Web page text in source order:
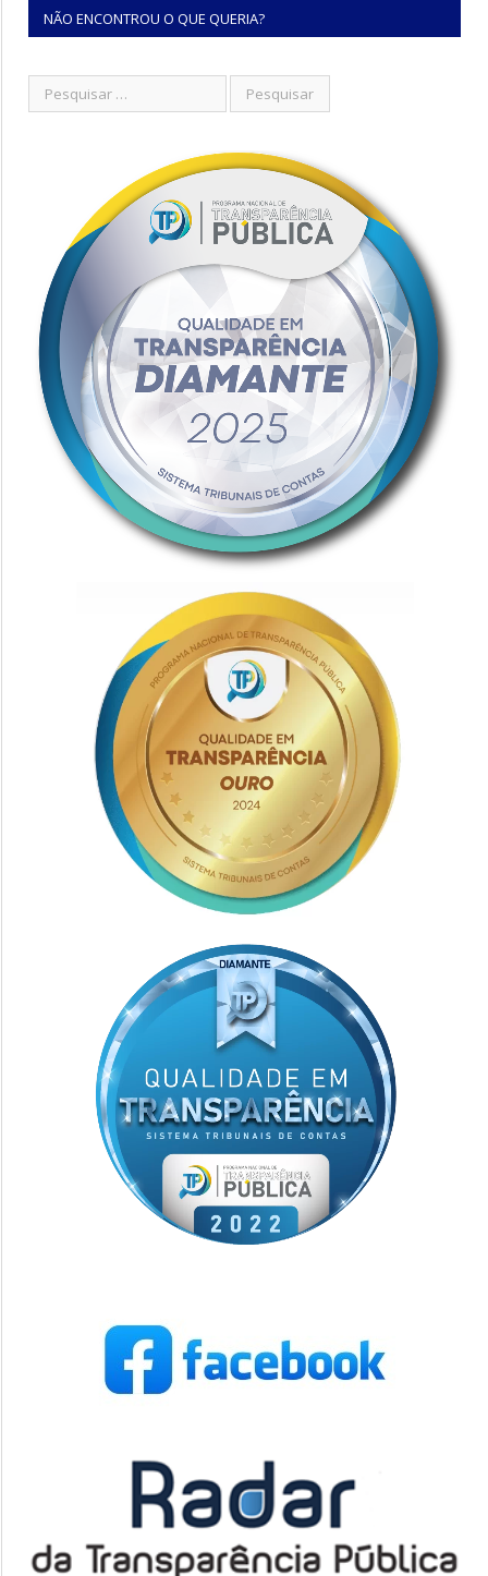
NÃO ENCONTROU O QUE QUERIA?